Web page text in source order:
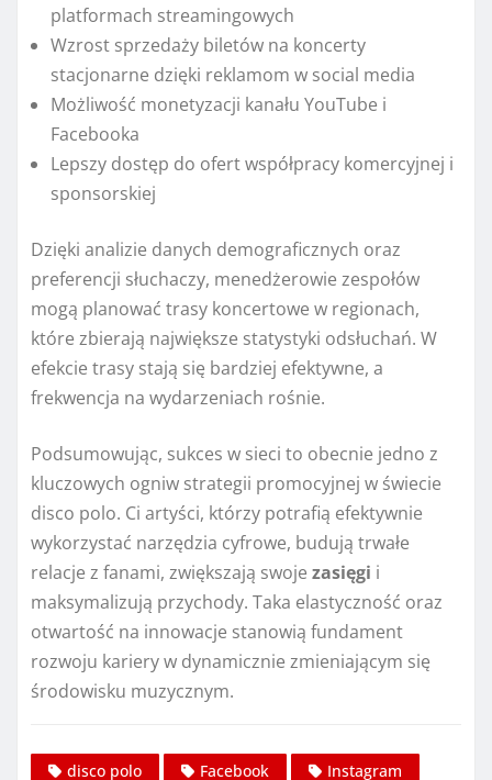
platformach streamingowych
Wzrost sprzedaży biletów na koncerty
stacjonarne dzięki reklamom w social media
Możliwość monetyzacji kanału YouTube i
Facebooka
Lepszy dostęp do ofert współpracy komercyjnej i
sponsorskiej
Dzięki analizie danych demograficznych oraz
preferencji słuchaczy, menedżerowie zespołów
mogą planować trasy koncertowe w regionach,
które zbierają największe statystyki odsłuchań. W
efekcie trasy stają się bardziej efektywne, a
frekwencja na wydarzeniach rośnie.
Podsumowując, sukces w sieci to obecnie jedno z
kluczowych ogniw strategii promocyjnej w świecie
disco polo. Ci artyści, którzy potrafią efektywnie
wykorzystać narzędzia cyfrowe, budują trwałe
relacje z fanami, zwiększają swoje zasięgi i
maksymalizują przychody. Taka elastyczność oraz
otwartość na innowacje stanowią fundament
rozwoju kariery w dynamicznie zmieniającym się
środowisku muzycznym.
disco polo Facebook
Instagram